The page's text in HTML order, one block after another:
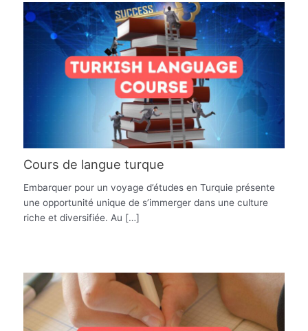
Cours de langue turque
Embarquer pour un voyage d’études en Turquie présente
une opportunité unique de s’immerger dans une culture
riche et diversifiée. Au […]